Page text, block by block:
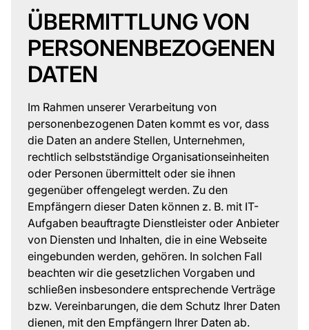
ÜBERMITTLUNG VON
PERSONENBEZOGENEN
DATEN
Im Rahmen unserer Verarbeitung von
personenbezogenen Daten kommt es vor, dass
die Daten an andere Stellen, Unternehmen,
rechtlich selbstständige Organisationseinheiten
oder Personen übermittelt oder sie ihnen
gegenüber offengelegt werden. Zu den
Empfängern dieser Daten können z. B. mit IT-
Aufgaben beauftragte Dienstleister oder Anbieter
von Diensten und Inhalten, die in eine Webseite
eingebunden werden, gehören. In solchen Fall
beachten wir die gesetzlichen Vorgaben und
schließen insbesondere entsprechende Verträge
bzw. Vereinbarungen, die dem Schutz Ihrer Daten
dienen, mit den Empfängern Ihrer Daten ab.